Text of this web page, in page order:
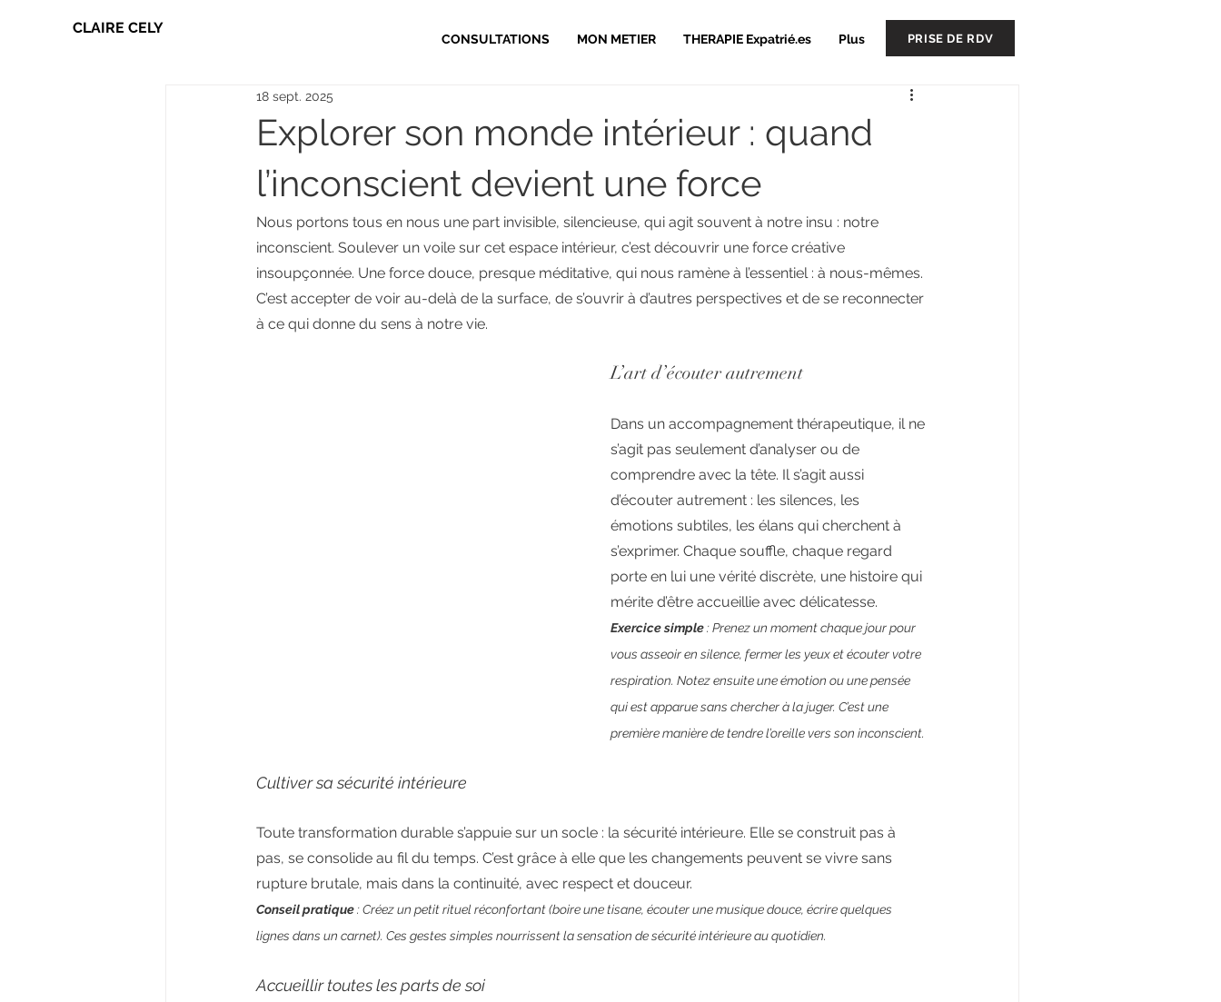
CLAIRE CELY
CONSULTATIONS MON METIER THERAPIE Expatrié.es Plus PRISE DE RDV
Explorer son monde intérieur : quand
l’inconscient devient une force
18 sept. 2025
Nous portons tous en nous une part invisible, silencieuse, qui agit souvent à notre insu : notre
inconscient. Soulever un voile sur cet espace intérieur, c’est découvrir une force créative
insoupçonnée. Une force douce, presque méditative, qui nous ramène à l’essentiel : à nous-mêmes.
C’est accepter de voir au-delà de la surface, de s’ouvrir à d’autres perspectives et de se reconnecter
à ce qui donne du sens à notre vie.
L’art d’écouter autrement
Dans un accompagnement thérapeutique, il ne
s’agit pas seulement d’analyser ou de
comprendre avec la tête. Il s’agit aussi
d’écouter autrement : les silences, les
émotions subtiles, les élans qui cherchent à
s’exprimer. Chaque souffle, chaque regard
porte en lui une vérité discrète, une histoire qui
mérite d’être accueillie avec délicatesse.
Exercice simple : Prenez un moment chaque jour pour
vous asseoir en silence, fermer les yeux et écouter votre
respiration. Notez ensuite une émotion ou une pensée
qui est apparue sans chercher à la juger. C’est une
première manière de tendre l’oreille vers son inconscient.
Cultiver sa sécurité intérieure
Toute transformation durable s’appuie sur un socle : la sécurité intérieure. Elle se construit pas à
pas, se consolide au fil du temps. C’est grâce à elle que les changements peuvent se vivre sans
rupture brutale, mais dans la continuité, avec respect et douceur.
Conseil pratique : Créez un petit rituel réconfortant (boire une tisane, écouter une musique douce, écrire quelques
lignes dans un carnet). Ces gestes simples nourrissent la sensation de sécurité intérieure au quotidien.
Accueillir toutes les parts de soi